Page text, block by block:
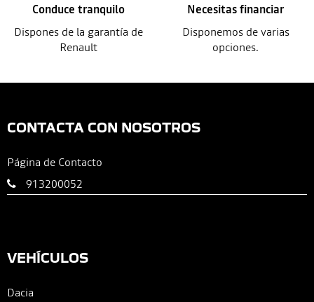
Conduce tranquilo
Dispones de la garantía de
Renault
Necesitas financiar
Disponemos de varias
opciones.
CONTACTA CON NOSOTROS
Página de Contacto
913200052
VEHÍCULOS
Dacia